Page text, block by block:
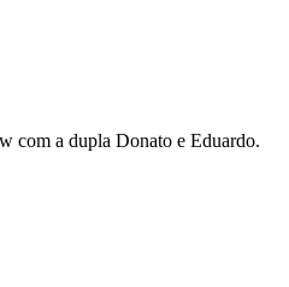
com a dupla Donato e Eduardo.